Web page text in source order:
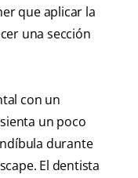
que aplicar la
una sección
con un
un poco
durante
El dentista